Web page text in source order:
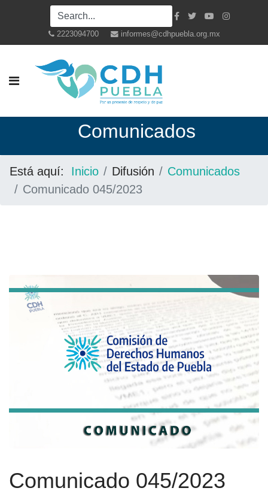
2223094700 informes@cdhpuebla.org.mx
Comunicados
Está aquí: Inicio Difusión
Comunicados
Comunicado 045/2023
Comunicado 045/2023